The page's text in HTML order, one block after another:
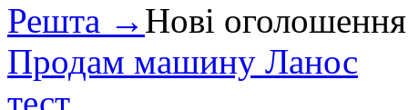
Решта → Нові оголошення
Продам машину Ланос